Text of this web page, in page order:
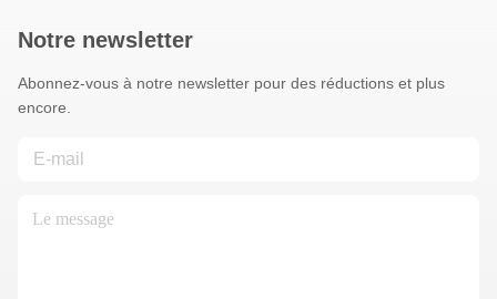
Notre newsletter
Abonnez-vous à notre newsletter pour des réductions et plus
encore.